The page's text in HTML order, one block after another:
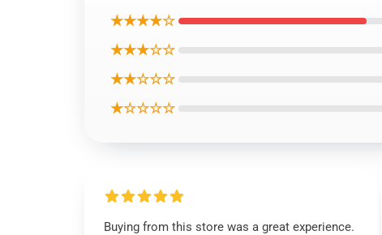
★★★★☆
★★★☆☆
★★☆☆☆
★☆☆☆☆
Buying from this store was a great experience.